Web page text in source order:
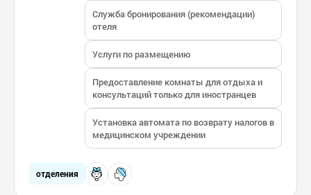
Служба бронирования (рекомендации)
отеля
Услуги по размещению
Предоставление комнаты для отдыха и
консультаций только для иностранцев
Установка автомата по возврату налогов в
медицинском учреждении
отделения